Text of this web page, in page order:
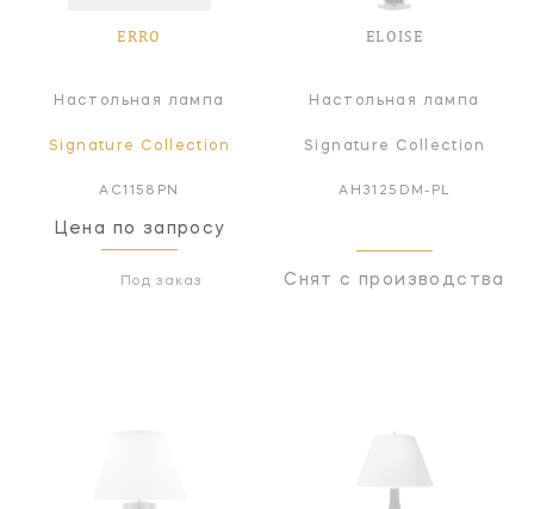
ERRO
Настольная лампа
Signature Collection
AC1158PN
Цена по запросу
Под заказ
ELOISE
Настольная лампа
Signature Collection
AH3125DM-PL
Снят с производства